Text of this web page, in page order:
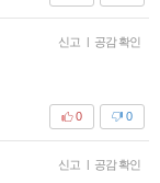
신고 | 공감 확인
0
0
신고 | 공감 확인